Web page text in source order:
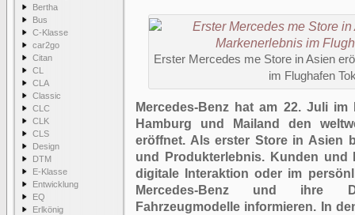
Bertha
Bus
C-Klasse
car2go
Citan
CL
CLA
Classic
CLC
CLK
CLS
Design
DTM
E-Klasse
Entwicklung
EQ
Erlkönig
Erster Mercedes me Store in Asien
im Flughafen
Mercedes-Benz hat am 22. Juli
Hamburg und Mailand den
eröffnet. Als erster Store in Asien
und Produkterlebnis. Kunden
digitale Interaktion oder im
Mercedes-Benz und ihre
Fahrzeugmodelle informieren. In